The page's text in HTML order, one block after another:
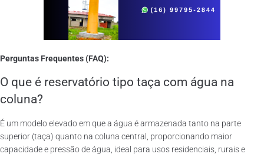
Perguntas Frequentes (FAQ):
O que é reservatório tipo taça com água na
coluna?
É um modelo elevado em que a água é armazenada tanto na parte
superior (taça) quanto na coluna central, proporcionando maior
capacidade e pressão de água, ideal para usos residenciais, rurais e